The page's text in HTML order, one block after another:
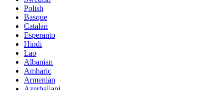
Polish
Basque
Catalan
Esperanto
Hindi
Lao
Albanian
Amharic
Armenian